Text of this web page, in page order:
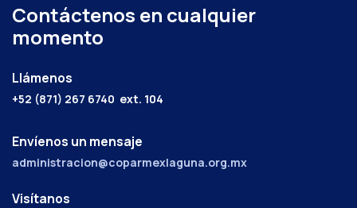
Contáctenos en cualquier
momento
Llámenos
+52 (871) 267 6740 ext. 104
Envíenos un mensaje
administracion@coparmexlaguna.org.mx
Visítanos